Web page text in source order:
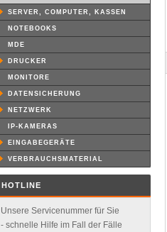
SERVER, COMPUTER, KASSEN
NOTEBOOKS
MDE
DRUCKER
MONITORE
DATENSICHERUNG
NETZWERK
IP-KAMERAS
EINGABEGERÄTE
VERBRAUCHSMATERIAL
HOTLINE
Unsere Servicenummer für Sie
- schnelle Hilfe im Fall der Fälle